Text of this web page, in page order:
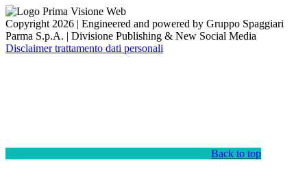
Copyright 2026 | Engineered and powered by Gruppo Spaggiari
Parma S.p.A. | Divisione Publishing & New Social Media
Disclaimer trattamento dati personali
Back to top